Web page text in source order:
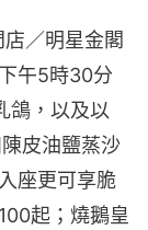
／明星金閣
午5時30分
鴿，以及以
皮油鹽蒸沙
座更可享脆
起；燒鵝皇